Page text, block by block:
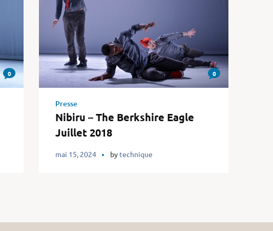
0 0
Presse
Nibiru – The Berkshire Eagle
Juillet 2018
mai 15, 2024 by technique